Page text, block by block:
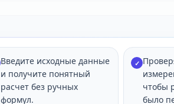
Введите исходные данные
и получите понятный
расчет без ручных
формул.
✓
чтобы
было